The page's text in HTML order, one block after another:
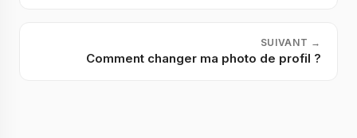
SUIVANT →
Comment changer ma photo de profil ?